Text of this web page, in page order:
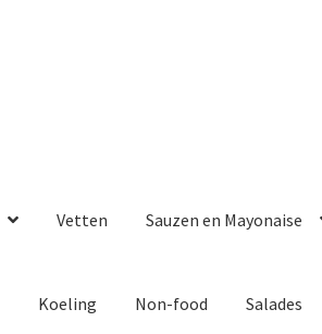
Vetten Sauzen en Mayonaise
Koeling Non-food Salades